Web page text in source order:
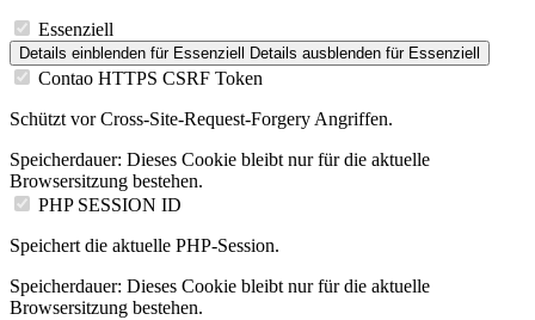
Essenziell
Details einblenden für Essenziell Details ausblenden für Essenziell
Contao HTTPS CSRF Token
Schützt vor Cross-Site-Request-Forgery Angriffen.
Speicherdauer: Dieses Cookie bleibt nur für die aktuelle
Browsersitzung bestehen.
PHP SESSION ID
Speichert die aktuelle PHP-Session.
Speicherdauer: Dieses Cookie bleibt nur für die aktuelle
Browsersitzung bestehen.